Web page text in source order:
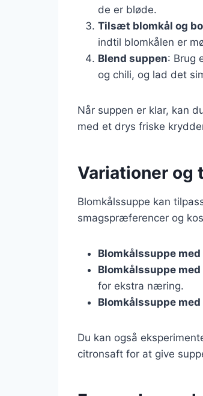
de er bløde.
Tilsæt blomkål og
indtil blomkålen er
Blend suppen: Brug
og chili, og lad det
Når suppen er klar, kan
med et drys friske
Variationer og
Blomkålssuppe kan
smagspræferencer og
Blomkålssuppe
Blomkålssuppe
for ekstra næring.
Blomkålssuppe med
Du kan også
citronsaft for at give